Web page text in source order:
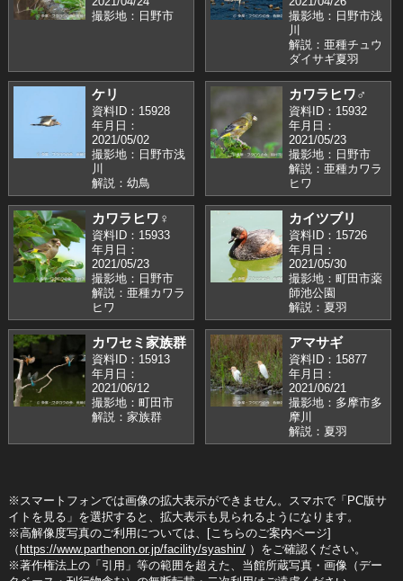
撮影地：日野市
撮影地：日野市浅
川
解説：亜種チュウ
ダイサギ夏羽
ケリ
資料ID：15928
年月日：
2021/05/02
撮影地：日野市浅
川
解説：幼鳥
カワラヒワ♂
資料ID：15932
年月日：
2021/05/23
撮影地：日野市
解説：亜種カワラ
ヒワ
カワラヒワ♀
資料ID：15933
年月日：
2021/05/23
撮影地：日野市
解説：亜種カワラ
ヒワ
カイツブリ
資料ID：15726
年月日：
2021/05/30
撮影地：町田市薬
師池公園
解説：夏羽
カワセミ家族群
資料ID：15913
年月日：
2021/06/12
撮影地：町田市
解説：家族群
アマサギ
資料ID：15877
年月日：
2021/06/21
撮影地：多摩市多
摩川
解説：夏羽
※スマートフォンでは画像の拡大表示ができません。スマホで「PC版サ
イトを見る」を選択すると、拡大表示も見られるようになります。
※高解像度写真のご利用については、[こちらのご案内ページ]
（ https://www.parthenon.or.jp/facility/syashin/）をご確認ください。
※著作権法上の「引用」等の範囲を超えた、当館所蔵写真・画像（デー